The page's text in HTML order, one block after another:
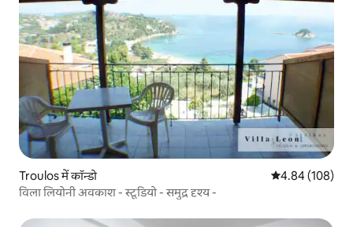
Troulos में कॉन्डो औसत रेटिंग 5 में से
4.84 (108)
विला लियोनी अवकाश - स्टूडियो - समुद्र दृश्य -